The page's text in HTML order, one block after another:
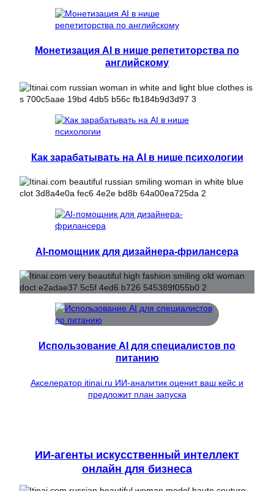
Монетизация AI в нише репетиторства по
английскому
Как зарабатывать на AI в нише психологии
AI-помощник для дизайнера-фрилансера
Использование AI для специалистов по
питанию
Акселератор itinai.ru ИИ-аналитик оценит ваш кейс и
предложит план запуска
ИИ-агенты искусственный интеллект
онлайн для бизнеса